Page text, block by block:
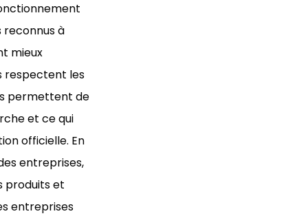
reconnus à
mieux
respectent les
permettent de
et ce qui
officielle. En
entreprises,
produits et
entreprises